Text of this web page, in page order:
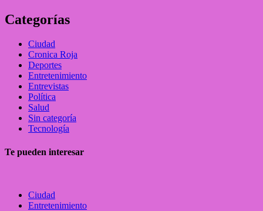
Categorías
Ciudad
Cronica Roja
Deportes
Entretenimiento
Entrevistas
Política
Salud
Sin categoría
Tecnología
Te pueden interesar
Ciudad
Entretenimiento